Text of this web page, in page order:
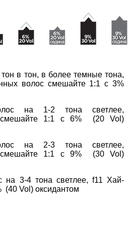
в тон, в более темные тона,
волос смешайте 1:1 с 3%
на 1-2 тона светлее,
смешайте 1:1 с 6% (20 Vol)
на 2-3 тона светлее,
смешайте 1:1 с 9% (30 Vol)
на 3-4 тона светлее, f11 Хай-
(40 Vol) оксидантом